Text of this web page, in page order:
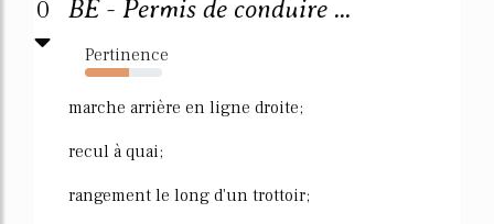
0
BE - Permis de conduire ...
Pertinence
57%
marche arrière en ligne droite;
recul à quai;
rangement le long d'un trottoir;